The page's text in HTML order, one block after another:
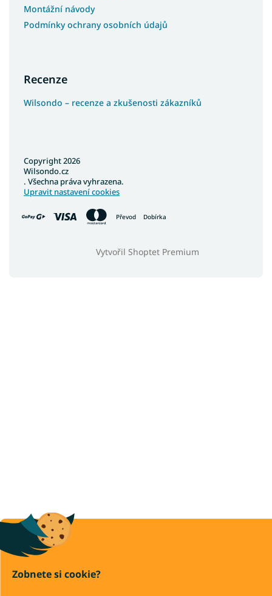
Zobnete si cookie?
Montážní návody
Podmínky ochrany osobních údajů
Recenze
Wilsondo – recenze a zkušenosti zákazníků
Převod Dobírka
Vytvořil Shoptet Premium
Copyright 2026
Wilsondo.cz
. Všechna práva vyhrazena.
Upravit nastavení cookies